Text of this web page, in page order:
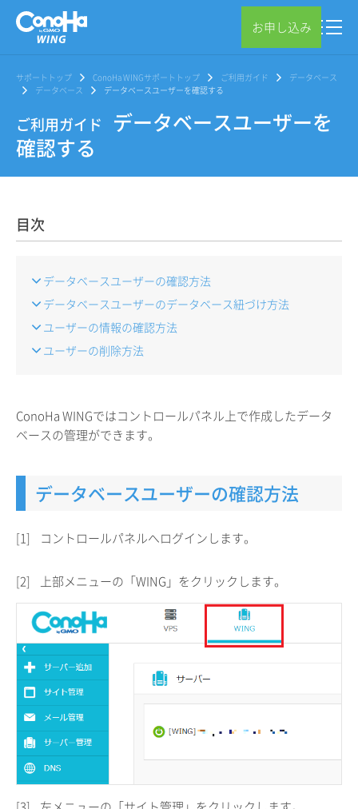
お申し込み
サポートトップ ConoHa WINGサポートトップ ご利用ガイド
データベース
データベース
データベースユーザーを確認する
ご利用ガイド
データベースユーザーを
確認する
目次
データベースユーザーの確認方法
データベースユーザーのデータベース紐づけ方法
ユーザーの情報の確認方法
ユーザーの削除方法
ConoHa WINGではコントロールパネル上で作成したデータ
ベースの管理ができます。
データベースユーザーの確認方法
[1] コントロールパネルへログインします。
[2] 上部メニューの「WING」をクリックします。